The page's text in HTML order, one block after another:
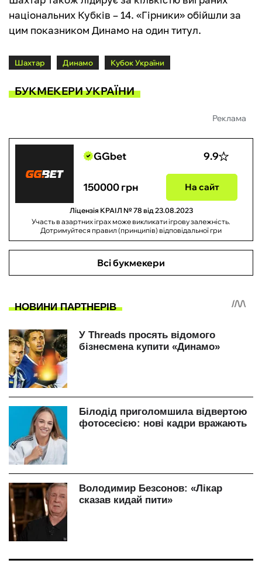
національних Кубків – 14. «Гірники» обійшли за
цим показником Динамо на один титул.
Шахтар Динамо Кубок України
БУКМЕКЕРИ УКРАЇНИ
Реклама
GGbet 9.9
150000 грн На сайт
Ліцензія КРАІЛ № 78 від 23.08.2023
Участь в азартних іграх може викликати ігрову залежність.
Дотримуйтеся правил (принципів) відповідальної гри
Всі букмекери